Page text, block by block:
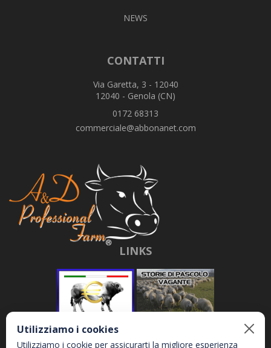
NEWS
CONTATTI
Via Garetta, 3 - 12040
12040 - Genola (CN)
0172 68313
commerciale@abbonanet.com
LINKS
Utilizziamo i cookies
Utilizziamo i cookie per assicurarti la migliore esperienza